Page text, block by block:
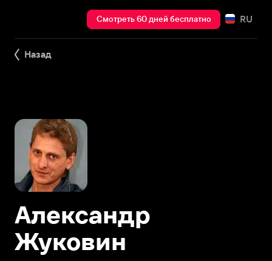
Смотреть 60 дней бесплатно RU
Назад
Александр
Жуковин